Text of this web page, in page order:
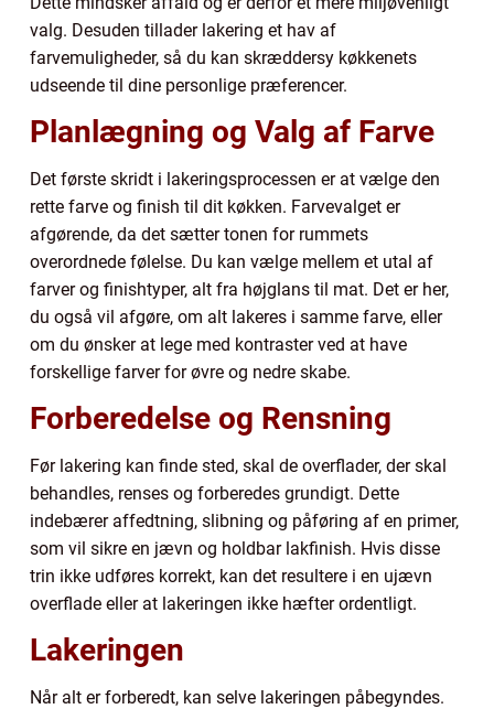
valg. Desuden tillader lakering et hav af
farvemuligheder, så du kan skræddersy køkkenets
udseende til dine personlige præferencer.
Planlægning og Valg af Farve
Det første skridt i lakeringsprocessen er at vælge den
rette farve og finish til dit køkken. Farvevalget er
afgørende, da det sætter tonen for rummets
overordnede følelse. Du kan vælge mellem et utal af
farver og finishtyper, alt fra højglans til mat. Det er her,
du også vil afgøre, om alt lakeres i samme farve, eller
om du ønsker at lege med kontraster ved at have
forskellige farver for øvre og nedre skabe.
Forberedelse og Rensning
Før lakering kan finde sted, skal de overflader, der skal
behandles, renses og forberedes grundigt. Dette
indebærer affedtning, slibning og påføring af en primer,
som vil sikre en jævn og holdbar lakfinish. Hvis disse
trin ikke udføres korrekt, kan det resultere i en ujævn
overflade eller at lakeringen ikke hæfter ordentligt.
Lakeringen
Når alt er forberedt, kan selve lakeringen påbegyndes.